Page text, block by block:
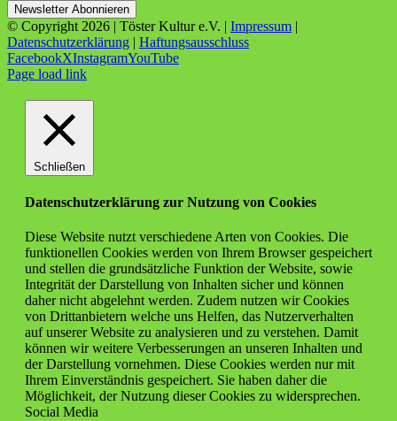
© Copyright 2026 | Töster Kultur e.V. | Impressum |
Datenschutzerklärung | Haftungsausschluss
FacebookXInstagramYouTube
Page load link
Schließen
Datenschutzerklärung zur Nutzung von Cookies
Diese Website nutzt verschiedene Arten von Cookies. Die
funktionellen Cookies werden von Ihrem Browser gespeichert
und stellen die grundsätzliche Funktion der Website, sowie
Integrität der Darstellung von Inhalten sicher und können
daher nicht abgelehnt werden. Zudem nutzen wir Cookies
von Drittanbietern welche uns Helfen, das Nutzerverhalten
auf unserer Website zu analysieren und zu verstehen. Damit
können wir weitere Verbesserungen an unseren Inhalten und
der Darstellung vornehmen. Diese Cookies werden nur mit
Ihrem Einverständnis gespeichert. Sie haben daher die
Möglichkeit, der Nutzung dieser Cookies zu widersprechen.
Social Media